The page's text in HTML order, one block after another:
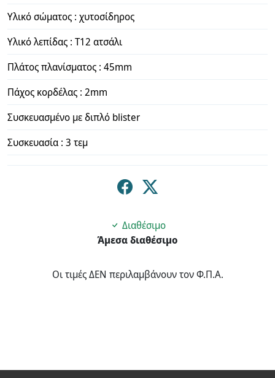
Υλικό σώματος : χυτοσίδηρος
Υλικό λεπίδας : T12 ατσάλι
Πλάτος πλανίσματος : 45mm
Πάχος κορδέλας : 2mm
Συσκευασμένο με διπλό blister
Συσκευασία : 3 τεμ
Διαθέσιμο
Άμεσα διαθέσιμο
Οι τιμές ΔΕΝ περιλαμβάνουν τον Φ.Π.Α.